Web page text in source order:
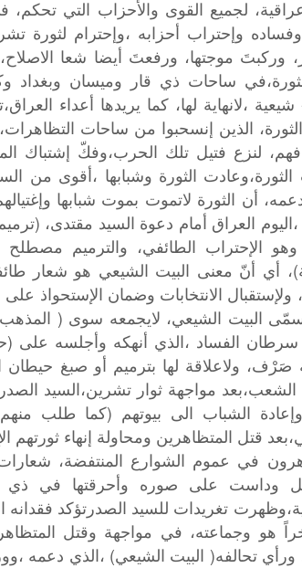
لجميع القوى والأحزاب التي تحكم،
وفساده وإحتراب أحزابه ،وإحترام لثورة
وركبتَ موجتها، ورفعتَ أيضا شعا
ساحات ذي قار وميسان وبغداد
شيعية ،لانهاية لها، كما يريدها أعداء
الثورة، الذين إنسحبوا من ساحات
لنزع فتيل تلك الحرب،وفكّ إشتباك
الثورة،وعادت الثورة وشبابها ،أقوى من
أن الثورة لاتموت بموت شبابها
،اليوم العراق أمام دعوة السيد مقتدى، (
وهو الإحتراب الطائفي، والترميم مصطلح
)، أي أنّ معنى البيت الشيعي هو شعار
ولإستقبال الانتخابات وضمان الإستحواذ على
البيت الشيعي، لايجمعه سوى (
سرطان الفساد ،الذي أنهكه وأجلسه على (
صَرْف، ولاعلاقة لها بترميم أو صبغ حيطان
الشعب،بعد مواجهة ثوار تشرين،السيد
الشباب الى بيوتهم (كما طلب منهم
قتل المتظاهرين ومحاولة إنهاء ثورتهم
في عموم الشوارع المنتفضة،
وداست على صوره وأحرقتها في ذي
تغريدات للسيد الصدرتؤكد فقدانه
هو وجماعته، في مواجهة وقتل
ورأي تحالفه( البيت الشيعي) ،الذي دعمه